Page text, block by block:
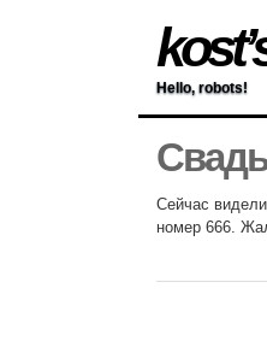
Hello, robots!
Сейчас
номер 666.